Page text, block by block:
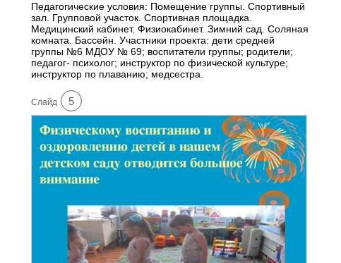
Педагогические условия: Помещение группы. Спортивный
зал. Групповой участок. Спортивная площадка.
Медицинский кабинет. Физиокабинет. Зимний сад. Соляная
комната. Бассейн. Участники проекта: дети средней
группы №6 МДОУ № 69; воспитатели группы; родители;
педагог- психолог; инструктор по физической культуре;
инструктор по плаванию; медсестра.
Cлайд 5